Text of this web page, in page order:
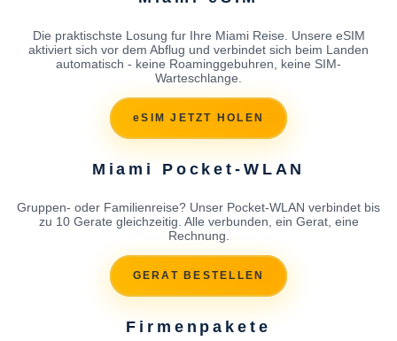
Die praktischste Losung fur Ihre Miami Reise. Unsere eSIM
aktiviert sich vor dem Abflug und verbindet sich beim Landen
automatisch - keine Roaminggebuhren, keine SIM-
Warteschlange.
eSIM JETZT HOLEN
Miami Pocket-WLAN
Gruppen- oder Familienreise? Unser Pocket-WLAN verbindet bis
zu 10 Gerate gleichzeitig. Alle verbunden, ein Gerat, eine
Rechnung.
GERAT BESTELLEN
Firmenpakete